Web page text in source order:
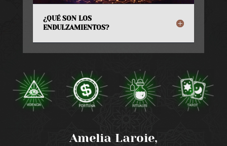
¿QUÉ SON LOS
ENDULZAMIENTOS?
Amelia Laroie,